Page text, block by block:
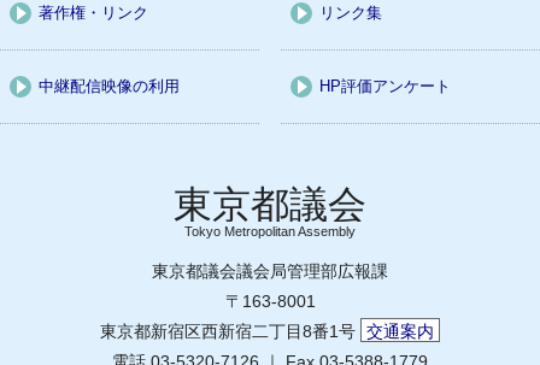
著作権・リンク リンク集
中継配信映像の利用 HP評価アンケート
Tokyo Metropolitan Assembly
東京都議会議会局管理部広報課
〒163-8001
東京都新宿区西新宿二丁目8番1号 交通案内